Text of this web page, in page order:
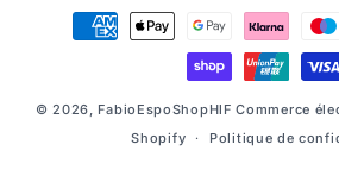
Moyens
© 2026, FabioEspoShopHlF Commerce
Shopify
Politique de